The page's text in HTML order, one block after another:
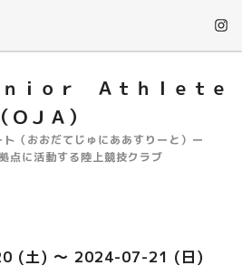
ｉｏｒ Ａｔｈｌｅｔｅ
（ＯＪＡ）
（おおだてじゅにああすりーと）ー
点に活動する陸上競技クラブ
(土) ～ 2024-07-21 (日)